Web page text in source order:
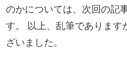
のかについては、次回の記
す。 以上、乱筆であります
ざいました。